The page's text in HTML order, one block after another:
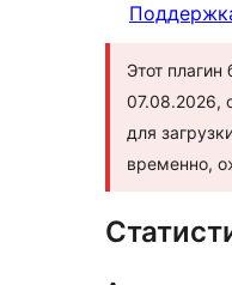
Этот
07.08.2026,
для
временно,